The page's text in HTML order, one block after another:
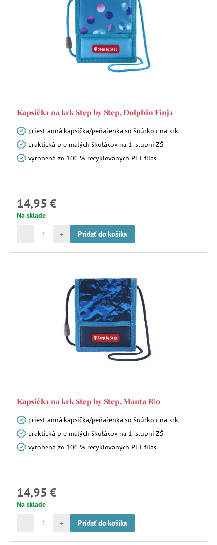
Kapsička na krk Step by Step, Dolphin Finja
priestranná kapsička/peňaženka so šnúrkou na krk
praktická pre malých školákov na 1. stupni ZŠ
vyrobená zo 100 % recyklovaných PET fliaš
14,95 €
Na sklade
+
- Pridať do košíka
Kapsička na krk Step by Step, Manta Rio
priestranná kapsička/peňaženka so šnúrkou na krk
praktická pre malých školákov na 1. stupni ZŠ
vyrobená zo 100 % recyklovaných PET fliaš
14,95 €
Na sklade
+
- Pridať do košíka